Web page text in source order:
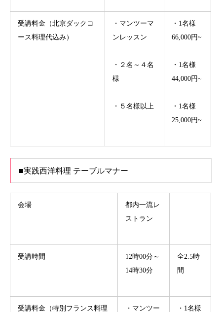
受講料金（北京ダックコ
ース料理代込み）
・マンツーマ
ンレッスン
・２名～４名
様
・５名様以上
・1名様
66,000円~
・1名様
44,000円~
・1名様
25,000円~
■実践西洋料理 テーブルマナー
会場
都内一流レ
ストラン
受講時間
12時00分～
14時30分
全2.5時
間
受講料金（特別フランス料理
・マンツー
・1名様